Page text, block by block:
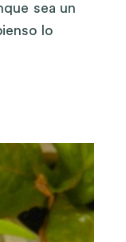
sea un
lo